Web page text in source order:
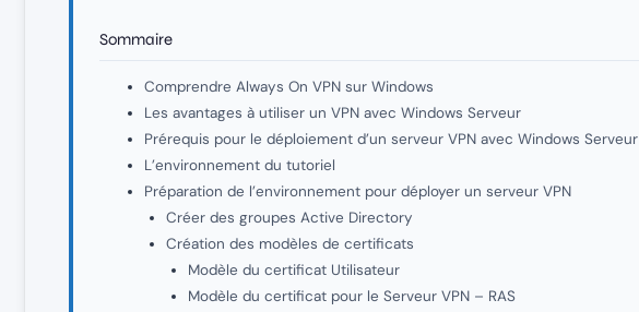
Sommaire
Comprendre Always On VPN sur Windows
Les avantages à utiliser un VPN avec Windows Serveur
Prérequis pour le déploiement d’un serveur VPN avec Windows Serveur
L’environnement du tutoriel
Préparation de l’environnement pour déployer un serveur VPN
Créer des groupes Active Directory
Création des modèles de certificats
Modèle du certificat Utilisateur
Modèle du certificat pour le Serveur VPN – RAS